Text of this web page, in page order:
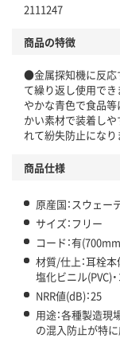
2111247
商品の特徴
●金属探知機に反応
て繰り返し使用で
やかな青色で食品
かい素材で装着し
れて紛失防止にな
商品仕様
原産国：スウェー
サイズ：フリー
コード：有
材質/仕上：耳栓本
塩化ビニル(PVC)
NRR値(dB)：25
用途：各種製造現
の混入防止が特に